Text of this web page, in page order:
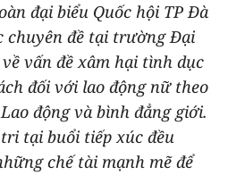
đại biểu Quốc hội TP Đà
chuyên đề tại trường Đại
vấn đề xâm hại tình dục
đối với lao động nữ theo
động và bình đẳng giới.
tại buổi tiếp xúc đều
chế tài mạnh mẽ để